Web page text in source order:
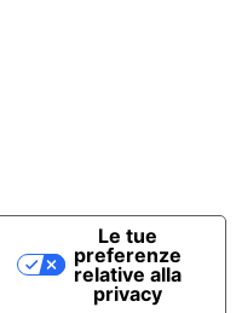
Le tue
preferenze
relative alla
privacy